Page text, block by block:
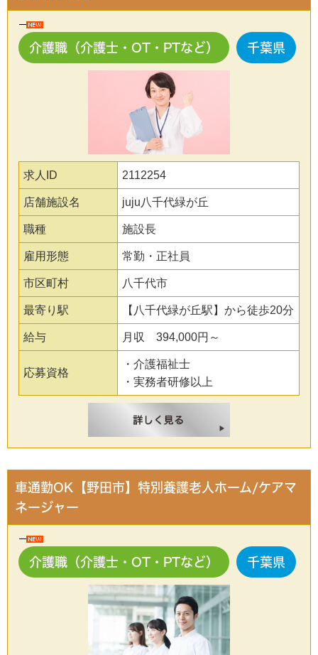
介護職（介護士・OT・PTなど） 千葉県
求人ID 2112254
店舗施設名 juju八千代緑が丘
職種 施設長
雇用形態 常勤・正社員
市区町村 八千代市
最寄り駅 【八千代緑が丘駅】から徒歩20分
給与 月収 394,000円～
応募資格
・介護福祉士
・実務者研修以上
車通勤OK【野田市】特別養護老人ホーム/ケアマ
ネージャー
介護職（介護士・OT・PTなど） 千葉県